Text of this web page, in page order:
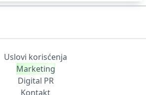
Uslovi korisćenja
Marketing
Digital PR
Kontakt